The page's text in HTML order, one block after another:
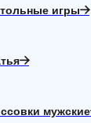
игры
мужские